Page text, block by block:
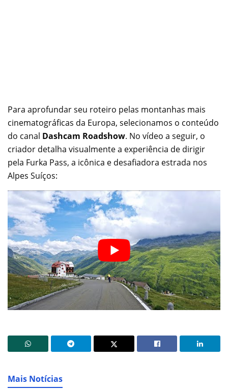
Para aprofundar seu roteiro pelas montanhas mais
cinematográficas da Europa, selecionamos o conteúdo
do canal Dashcam Roadshow. No vídeo a seguir, o
criador detalha visualmente a experiência de dirigir
pela Furka Pass, a icônica e desafiadora estrada nos
Alpes Suíços:
Mais Notícias